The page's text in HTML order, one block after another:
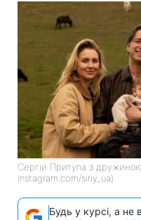
Сергій Притула з
instagram.com/siriy_ua)
Будь у курсі, а не